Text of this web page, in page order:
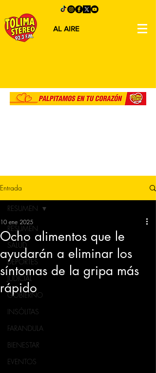
AL AIRE
Entrada
RESUMEN
SALUD
DEPORTES
JUDICIAL
GOBIERNO
INSÓLITAS
FARANDULA
BIENESTAR
EVENTOS
RESUMEN
Ocho alimentos que le
ayudarán a eliminar los
síntomas de la gripa más
rápido
10 ene 2025